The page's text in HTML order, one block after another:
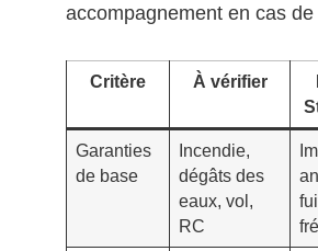
accompagnement en cas
Critère À vérifier
Garanties
de base
Incendie,
dégâts des
eaux, vol,
RC